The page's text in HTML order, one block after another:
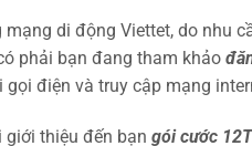
di động Viettet, do nhu
phải bạn đang tham khảo
điện và truy cập mạng
giới thiệu đến bạn gói cước